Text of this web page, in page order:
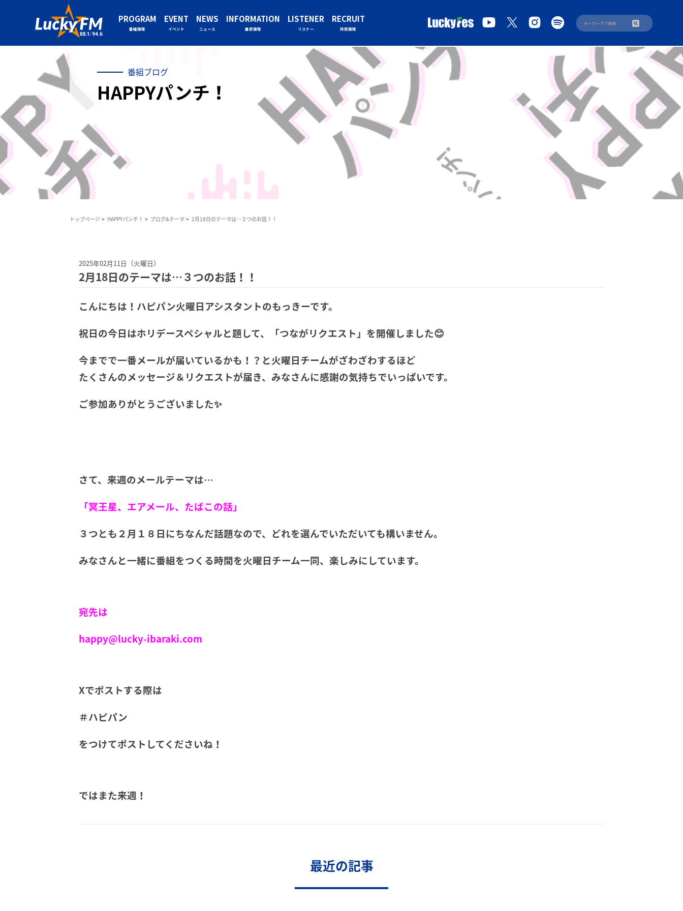
PROGRAM
番組情報
EVENT
イベント
NEWS
ニュース
INFORMATION
最新情報
LISTENER
リスナー
RECRUIT
採用情報
番組ブログ
HAPPYパンチ！
トップページ HAPPYパンチ！ ブログ&テーマ 2月18日のテーマは…３つのお話！！
2025年02月11日（火曜日）
2月18日のテーマは…３つのお話！！
こんにちは！ハピパン火曜日アシスタントのもっきーです。
祝日の今日はホリデースペシャルと題して、「つながリクエスト」を開催しました😊
今までで一番メールが届いているかも！？と火曜日チームがざわざわするほど
たくさんのメッセージ＆リクエストが届き、みなさんに感謝の気持ちでいっぱいです。
ご参加ありがとうございました✨
さて、来週のメールテーマは…
「冥王星、エアメール、たばこの話」
３つとも２月１８日にちなんだ話題なので、どれを選んでいただいても構いません。
みなさんと一緒に番組をつくる時間を火曜日チーム一同、楽しみにしています。
宛先は
happy@lucky-ibaraki.com
Xでポストする際は
＃ハピパン
をつけてポストしてくださいね！
ではまた来週！
最近の記事